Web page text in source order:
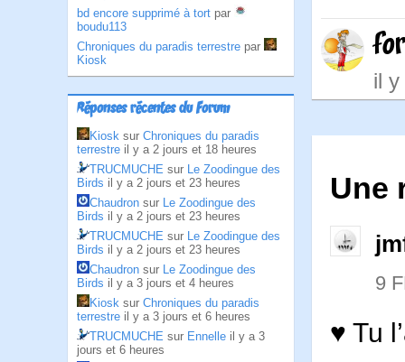
bd encore supprimé à tort par
boudu113
Chroniques du paradis terrestre par
Kiosk
Réponses récentes du Forum
Kiosk sur Chroniques du paradis
terrestre il y a 2 jours et 18 heures
TRUCMUCHE sur Le Zoodingue des
Birds il y a 2 jours et 23 heures
Chaudron sur Le Zoodingue des
Birds il y a 2 jours et 23 heures
TRUCMUCHE sur Le Zoodingue des
Birds il y a 2 jours et 23 heures
Chaudron sur Le Zoodingue des
Birds il y a 3 jours et 4 heures
Kiosk sur Chroniques du paradis
terrestre il y a 3 jours et 6 heures
TRUCMUCHE sur Ennelle il y a 3
jours et 6 heures
il y
Une
9
♥ Tu